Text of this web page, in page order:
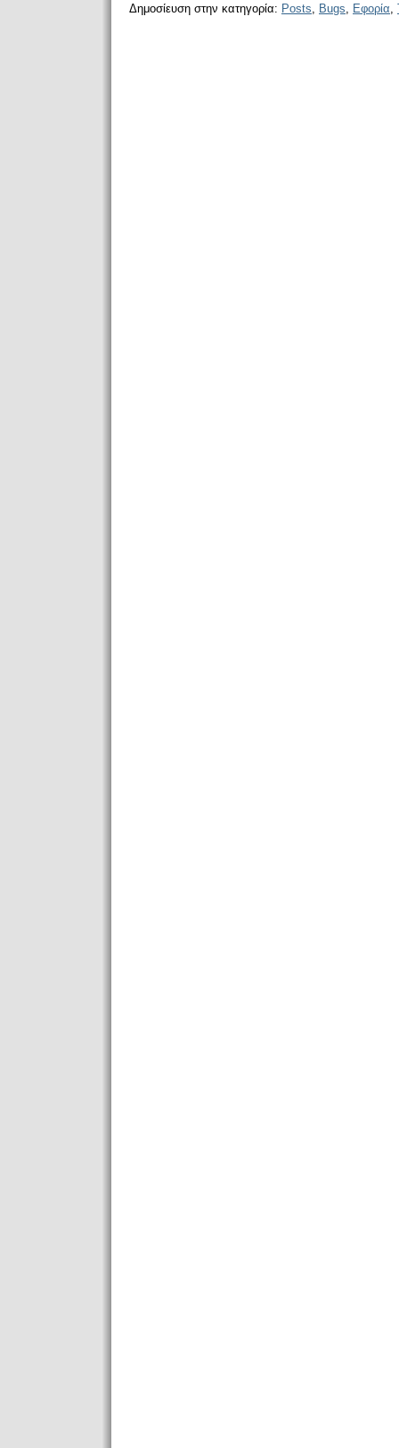
Δημοσίευση στην κατηγορία: Posts, Bugs, Εφορία,